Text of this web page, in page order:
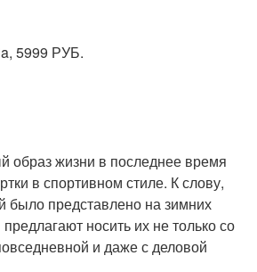
5999 РУБ.
образ жизни в последнее время
в спортивном стиле. К слову,
было представлено на зимних
носить их не только со
и даже с деловой